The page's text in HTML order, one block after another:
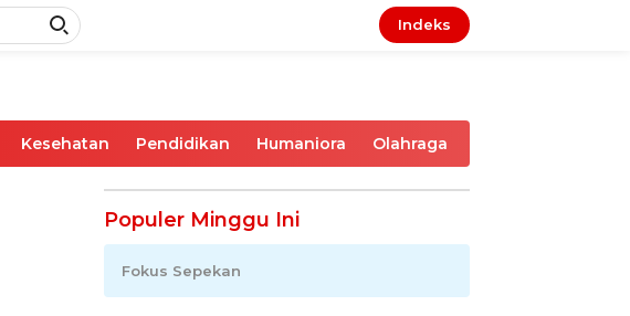
Indeks
Kesehatan Pendidikan Humaniora Olahraga
Populer Minggu Ini
Fokus Sepekan